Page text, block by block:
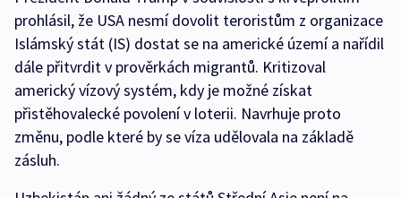
prohlásil, že USA nesmí dovolit teroristům z organizace
Islámský stát (IS) dostat se na americké území a nařídil
dále přitvrdit v prověrkách migrantů. Kritizoval
americký vízový systém, kdy je možné získat
přistěhovalecké povolení v loterii. Navrhuje proto
změnu, podle které by se víza udělovala na základě
zásluh.